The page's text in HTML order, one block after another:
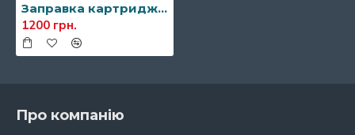
Заправка картриджа Sharp AR-168LT
1200 грн.
Про компанію